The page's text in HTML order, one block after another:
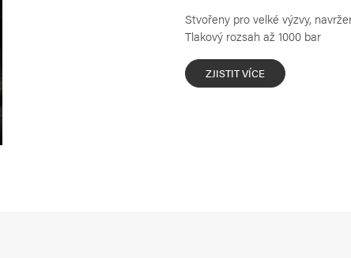
Stvořeny pro velké výzvy,
Tlakový rozsah až 1000 bar
ZJISTIT VÍCE